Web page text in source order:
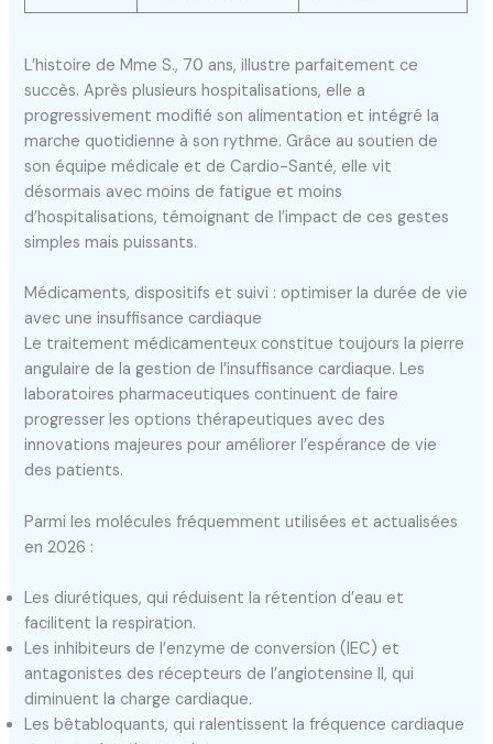
L’histoire de Mme S., 70 ans, illustre parfaitement ce
succès. Après plusieurs hospitalisations, elle a
progressivement modifié son alimentation et intégré la
marche quotidienne à son rythme. Grâce au soutien de
son équipe médicale et de Cardio-Santé, elle vit
désormais avec moins de fatigue et moins
d’hospitalisations, témoignant de l’impact de ces gestes
simples mais puissants.
Médicaments, dispositifs et suivi : optimiser la durée de vie
avec une insuffisance cardiaque
Le traitement médicamenteux constitue toujours la pierre
angulaire de la gestion de l’insuffisance cardiaque. Les
laboratoires pharmaceutiques continuent de faire
progresser les options thérapeutiques avec des
innovations majeures pour améliorer l’espérance de vie
des patients.
Parmi les molécules fréquemment utilisées et actualisées
en 2026 :
Les diurétiques, qui réduisent la rétention d’eau et
facilitent la respiration.
Les inhibiteurs de l’enzyme de conversion (IEC) et
antagonistes des récepteurs de l’angiotensine II, qui
diminuent la charge cardiaque.
Les bêtabloquants, qui ralentissent la fréquence cardiaque